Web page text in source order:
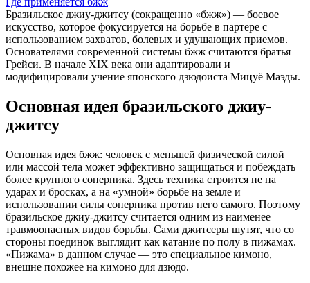
Бразильское джиу-джитсу (сокращенно «бжж») — боевое
искусство, которое фокусируется на борьбе в партере с
использованием захватов, болевых и удушающих приемов.
Основателями современной системы бжж считаются братья
Грейси. В начале XIX века они адаптировали и
модифицировали учение японского дзюдоиста Мицуё Маэды.
Основная идея бразильского джиу-
джитсу
Основная идея бжж: человек с меньшей физической силой
или массой тела может эффективно защищаться и побеждать
более крупного соперника. Здесь техника строится не на
ударах и бросках, а на «умной» борьбе на земле и
использовании силы соперника против него самого. Поэтому
бразильское джиу-джитсу считается одним из наименее
травмоопасных видов борьбы. Сами джитсеры шутят, что со
стороны поединок выглядит как катание по полу в пижамах.
«Пижама» в данном случае — это специальное кимоно,
внешне похожее на кимоно для дзюдо.